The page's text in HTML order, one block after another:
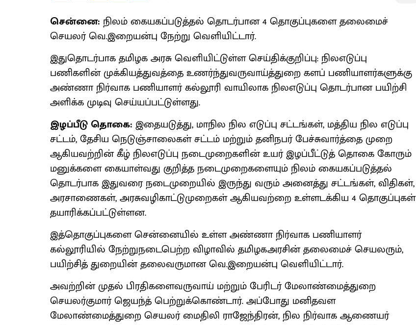
சென்னை: நிலம் கையகப்படுத்தல் தொடர்பான 4 தொகுப்புகளை தலைமைச்
செயலர் வெ.இறையன்பு நேற்று வெளியிட்டார்.
இதுதொடர்பாக தமிழக அரசு வெளியிட்டுள்ள செய்திக்குறிப்பு: நிலஎடுப்பு
பணிகளின் முக்கியத்துவத்தை உணர்ந்துவருவாய்த்துறை களப் பணியாளர்களுக்கு
அண்ணா நிர்வாக பணியாளர் கல்லூரி வாயிலாக நிலஎடுப்பு தொடர்பான பயிற்சி
அளிக்க முடிவு செய்யப்பட்டுள்ளது.
இழப்பீடு தொகை: இதையடுத்து, மாநில நில எடுப்பு சட்டங்கள், மத்திய நில எடுப்பு
சட்டம், தேசிய நெடுஞ்சாலைகள் சட்டம் மற்றும் தனிநபர் பேச்சுவார்த்தை முறை
ஆகியவற்றின் கீழ் நிலஎடுப்பு நடைமுறைகளின் உயர் இழப்பீட்டுத் தொகை கோரும்
மனுக்களை கையாள்வது குறித்த நடைமுறைகளையும் நிலம் கையகப்படுத்தல்
தொடர்பாக இதுவரை நடைமுறையில் இருந்து வரும் அனைத்து சட்டங்கள், விதிகள்,
அரசாணைகள், அரசுவழிகாட்டுமுறைகள் ஆகியவற்றை உள்ளடக்கிய 4 தொகுப்புகள்
தயாரிக்கப்பட்டுள்ளன.
இத்தொகுப்புகளை சென்னையில் உள்ள அண்ணா நிர்வாக பணியாளர்
கல்லூரியில் நேற்றுநடைபெற்ற விழாவில் தமிழகஅரசின் தலைமைச் செயலரும்,
பயிற்சித் துறையின் தலைவருமான வெ.இறையன்பு வெளியிட்டார்.
அவற்றின் முதல் பிரதிகளைவருவாய் மற்றும் பேரிடர் மேலாண்மைத்துறை
செயலர்குமார் ஜெயந்த் பெற்றுக்கொண்டார். அப்போது மனிதவள
மேலாண்மைத்துறை செயலர் மைதிலி ராஜேந்திரன், நில நிர்வாக ஆணையர்